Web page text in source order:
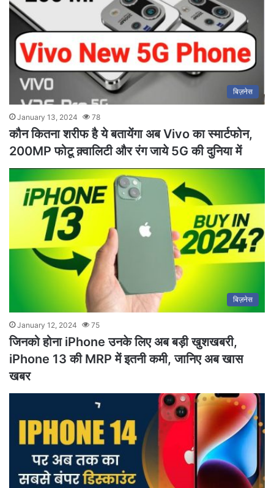
बिज़नेस
January 13, 2024 78
कौन कितना शरीफ है ये बतायेंगा अब Vivo का स्मार्टफोन,
200MP फोटू क़्वालिटी और रंग जाये 5G की दुनिया में
बिज़नेस
January 12, 2024 75
जिनको होना iPhone उनके लिए अब बड़ी खुशखबरी,
iPhone 13 की MRP में इतनी कमी, जानिए अब खास
खबर